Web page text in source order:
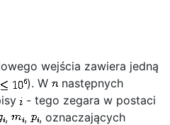
wejścia zawiera jedną
). W
następnych
- tego zegara w postaci
, ,
, oznaczających